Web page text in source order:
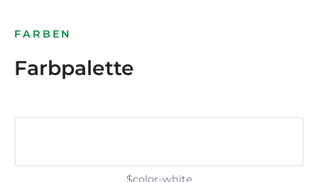
FARBEN
Farbpalette
$color-white